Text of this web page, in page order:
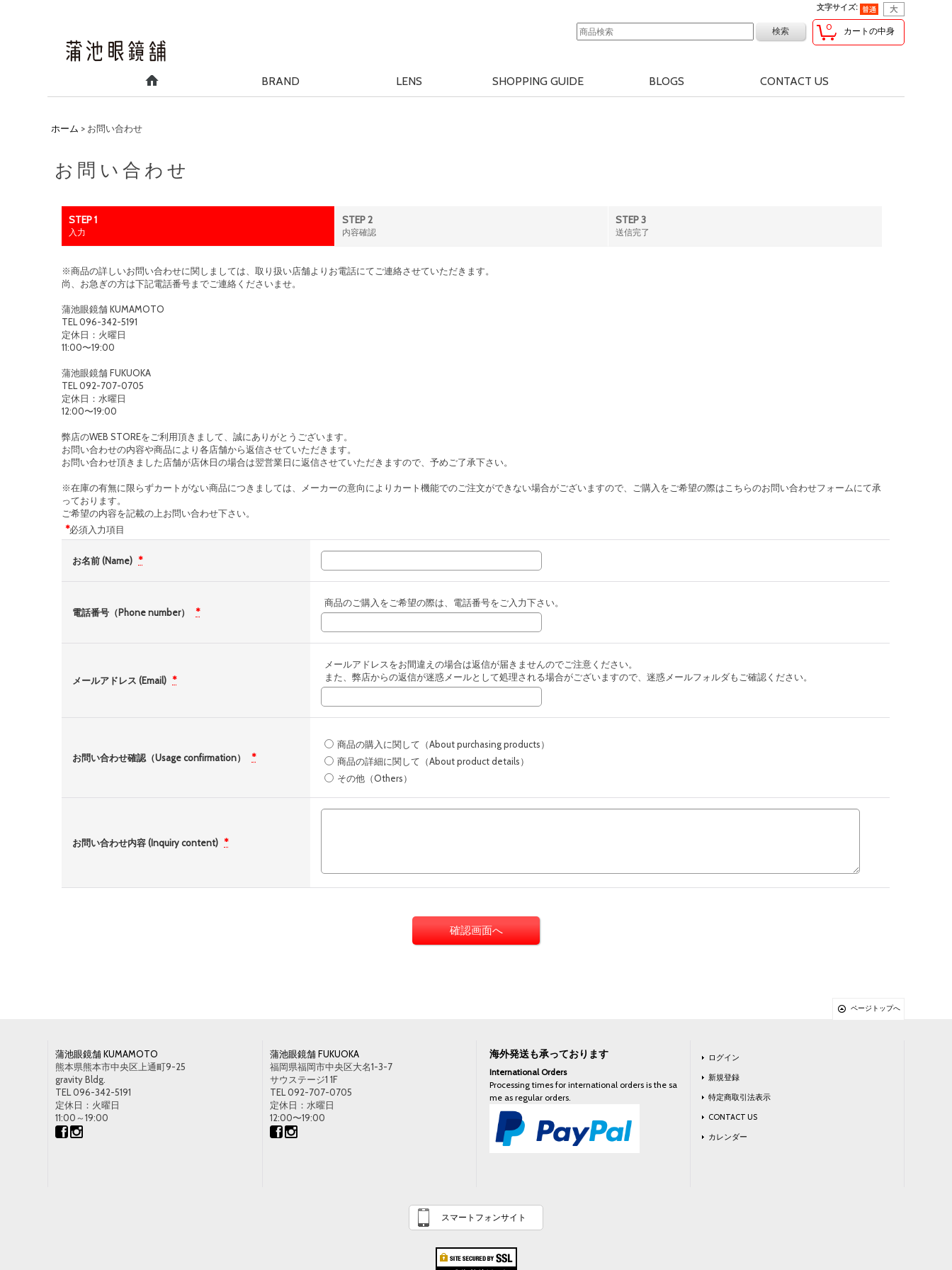
文字サイズ:
0 カートの中身
BRAND LENS SHOPPING GUIDE BLOGS CONTACT US
ホーム > お問い合わせ
お問い合わせ
STEP 1
入力
STEP 2
内容確認
STEP 3
送信完了
※商品の詳しいお問い合わせに関しましては、取り扱い店舗よりお電話にてご連絡させていただきます。
尚、お急ぎの方は下記電話番号までご連絡くださいませ。
蒲池眼鏡舗 KUMAMOTO
TEL 096-342-5191
定休日：火曜日
11:00〜19:00
蒲池眼鏡舗 FUKUOKA
TEL 092-707-0705
定休日：水曜日
12:00〜19:00
弊店のWEB STOREをご利用頂きまして、誠にありがとうございます。
お問い合わせの内容や商品により各店舗から返信させていただきます。
お問い合わせ頂きました店舗が店休日の場合は翌営業日に返信させていただきますので、予めご了承下さい。
※在庫の有無に限らずカートがない商品につきましては、メーカーの意向によりカート機能でのご注文ができない場合がございますので、ご購入をご希望の際はこちらのお問い合わせフォームにて承
っております。
ご希望の内容を記載の上お問い合わせ下さい。
*必須入力項目
お名前 (Name) *
電話番号（Phone number） *
商品のご購入をご希望の際は、電話番号をご入力下さい。
メールアドレス (Email) *
メールアドレスをお間違えの場合は返信が届きませんのでご注意ください。
また、弊店からの返信が迷惑メールとして処理される場合がございますので、迷惑メールフォルダもご確認ください。
お問い合わせ確認（Usage confirmation） *
商品の購入に関して（About purchasing products）
商品の詳細に関して（About product details）
その他（Others）
お問い合わせ内容 (Inquiry content) *
ページトップへ
蒲池眼鏡舗 KUMAMOTO
熊本県熊本市中央区上通町9-25
gravity Bldg.
TEL 096-342-5191
定休日：火曜日
11:00～19:00
蒲池眼鏡舗 FUKUOKA
福岡県福岡市中央区大名1-3-7
サウステージ1 1F
TEL 092-707-0705
定休日：水曜日
12:00〜19:00
海外発送も承っております
International Orders
Processing times for international orders is the sa
me as regular orders.
ログイン
新規登録
特定商取引法表示
CONTACT US
カレンダー
スマートフォンサイト